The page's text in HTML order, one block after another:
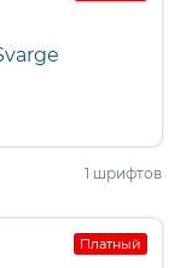
1 шрифтов
Платный